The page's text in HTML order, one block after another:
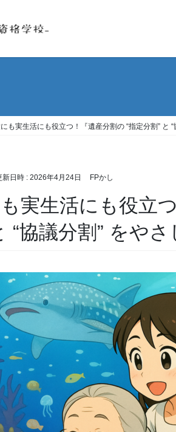
も実生活にも役立つ！『遺産分割の “指定分割” と “
新日時 : 2026年4月24日 FPかし
実生活にも役立
“協議分割” をやさ